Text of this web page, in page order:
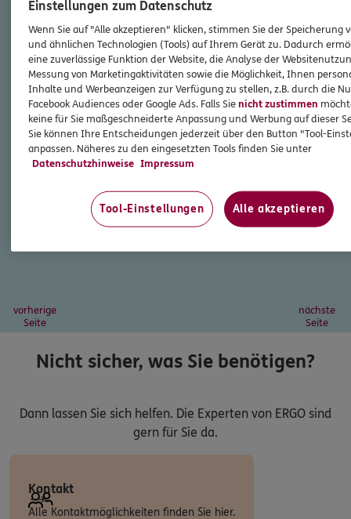
vorherige
Seite
nächste
Seite
Nicht sicher, was Sie benötigen?
Dann lassen Sie sich helfen. Die Experten von ERGO sind
gern für Sie da.
Kontakt
Alle Kontaktmöglichkeiten finden Sie hier.
Einstellungen zum Datenschutz
Wenn Sie auf "Alle akzeptieren" klicken, stimmen Sie der Speicherung
und ähnlichen Technologien (Tools) auf Ihrem Gerät zu. Dadurch
eine zuverlässige Funktion der Website, die Analyse der
Messung von Marketingaktivitäten sowie die Möglichkeit, Ihnen
Inhalte und Werbeanzeigen zur Verfügung zu stellen, z.B. durch die
Facebook Audiences oder Google Ads. Falls Sienicht zustimmen
keine für Sie maßgeschneiderte Anpassung und Werbung auf dieser
Sie können Ihre Entscheidungen jederzeit über den Button "Tool-
anpassen. Näheres zu den eingesetzten Tools finden Sie unter
Datenschutzhinweise Impressum
Tool-Einstellungen Alle akzeptieren